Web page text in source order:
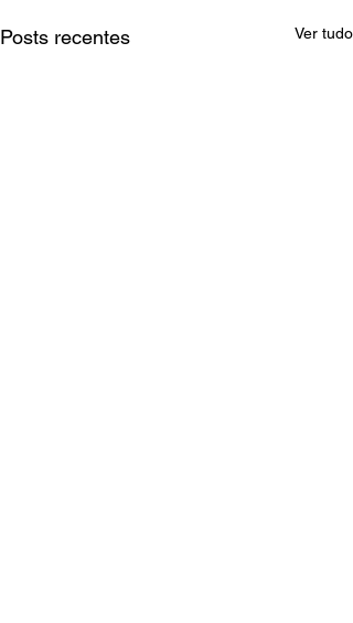
Posts recentes Ver tudo